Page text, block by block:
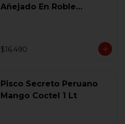
Añejado En Roble
$16.490
Pisco Secreto Peruano
Mango Coctel 1 Lt